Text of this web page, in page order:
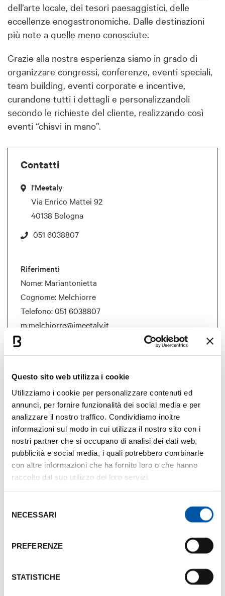
Questo sito web utilizza i cookie
Utilizziamo i cookie per personalizzare contenuti ed
annunci, per fornire funzionalità dei social media e per
analizzare il nostro traffico. Condividiamo inoltre
informazioni sul modo in cui utilizza il nostro sito con i
nostri partner che si occupano di analisi dei dati web,
pubblicità e social media, i quali potrebbero combinarle
con altre informazioni che ha fornito loro o che hanno
raccolto dal suo utilizzo dei loro servizi.
delNECESSARI
PREFERENZE
STATISTICHE
dell’arte locale, dei tesori paesaggistici, delle
eccellenze enogastronomiche. Dalle destinazioni
più note a quelle meno conosciute.
Grazie alla nostra esperienza siamo in grado di
organizzare congressi, conferenze, eventi speciali,
team building, eventi corporate e incentive,
curandone tutti i dettagli e personalizzandoli
secondo le richieste del cliente, realizzando così
eventi “chiavi in mano”.
Contatti
I'Meetaly
Via Enrico Mattei 92
40138 Bologna
051 6038807
Riferimenti
Nome: Mariantonietta
Cognome: Melchiorre
Telefono:051 6038807
m.melchiorre@imeetaly.it
Scheda Presentazione I'Meetaly
Dimensione:148.84 Kb
Scarica la brochure
Servizi
Gestione e coordinamento delle sedi dell’evento e
del/degli hotel
Gestione e sviluppo del bilancio dell’evento
espositori
Elaborazione e gestione abstract
Marketing e promozione